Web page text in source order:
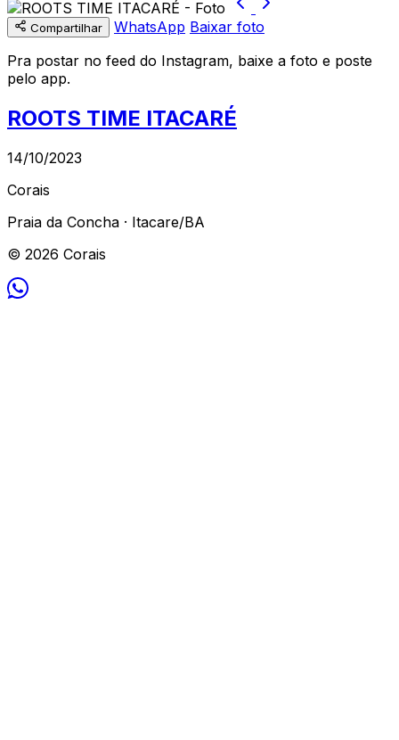
Compartilhar WhatsApp Baixar foto
Pra postar no feed do Instagram, baixe a foto e poste
pelo app.
ROOTS TIME ITACARÉ
14/10/2023
Corais
Praia da Concha · Itacare/BA
© 2026 Corais